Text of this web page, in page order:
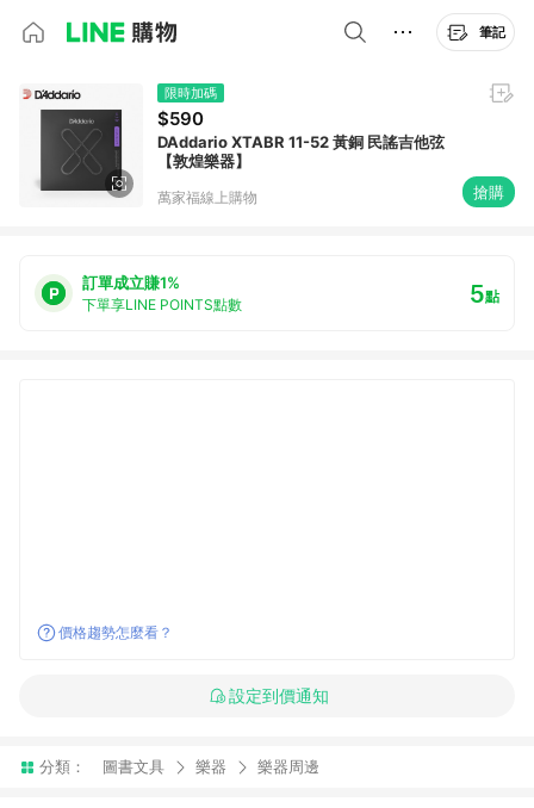
筆記
限時加碼
$590
DAddario XTABR 11-52 黃銅 民謠吉他弦
【敦煌樂器】
萬家福線上購物 搶購
訂單成立賺1%
下單享LINE POINTS點數 5點
價格趨勢怎麼看？
設定到價通知
分類： 圖書文具 樂器 樂器周邊